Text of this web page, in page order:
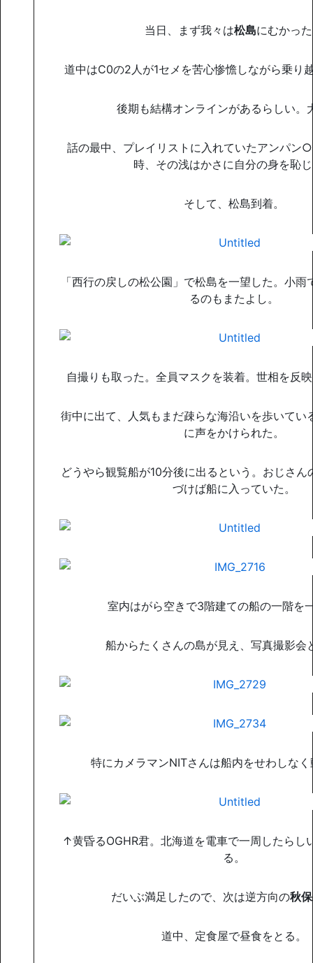
当日、まず我々は松島にむかっ
道中はC0の2人が1セメを苦心惨憺しながら乗り
後期も結構オンラインがあるらしい。
話の最中、プレイリストに入れていたアンパン
時、その浅はかさに自分の身を恥
そして、松島到着。
「西行の戻しの松公園」で松島を一望した。小
るのもまたよし。
自撮りも取った。全員マスクを装着。世相を反
街中に出て、人気もまだ疎らな海沿いを歩いてい
に声をかけられた。
どうやら観覧船が10分後に出るという。おじさん
づけば船に入っていた。
室内はがら空きで3階建ての船の一階を
船からたくさんの島が見え、写真撮影会
特にカメラマンNITさんは船内をせわしな
↑黄昏るOGHR君。北海道を電車で一周したらし
る。
だいぶ満足したので、次は逆方向の秋
道中、定食屋で昼食をとる。